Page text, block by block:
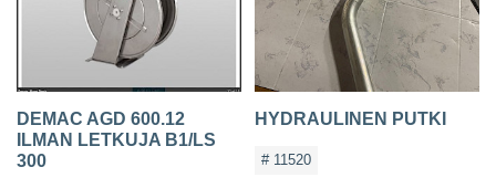
DEMAC AGD 600.12
ILMAN LETKUJA B1/LS
300
HYDRAULINEN PUTKI
# 11520